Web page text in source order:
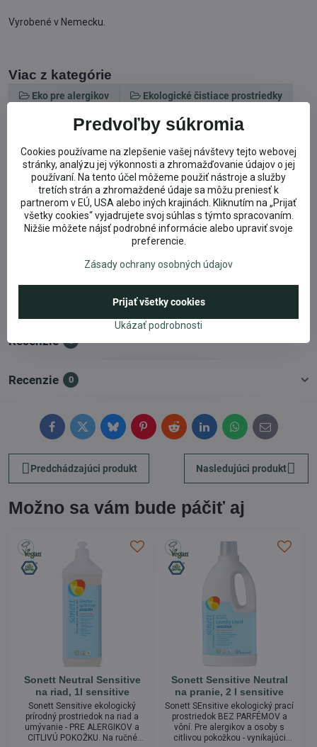
Vyrobené v Nemecku.
Viac z kategórie
Eko pre alergikov Ekologické čistiace prostriedky
Eko prípravky na RIAD
EKO na umývanie riadu
Ekonomické VEĽKÉ BALENIA
Tekuté prostriedky na umývanie riadu
Doplnkové informácie
Vegan, Ecogarantie
Recenzie 0
Recenzie 0
FacebookTwitterBlueskyPinterestRedditLinkedInWhatsApp
E-
mail
Predchádzajúci produkt Nasledujúci produkt
Možno sa vám bude páčiť aj
Sonett Neutral Sensitive
na riad, 1l sensitive
Sonett Sensitive ekologický
prírodný prostriedok na riad a
umývanie - PRE ALERGIKOV a
CITLIVÚ POKOŽKU. Na ručné
Sonett Sensitive Neutral
na pranie, 2 l sensitive
Sonett SEnsitive ekologický prací
prostriedok BEZ PARFÉMOV a
vôní. Pre alergikov a osoby s
citlivou pokožkou - vynikajúci
Predvoľby súkromia
Cookies používame na zlepšenie vašej návštevy tejto webovej
stránky, analýzu jej výkonnosti a zhromažďovanie údajov o jej
používaní. Na tento účel môžeme použiť nástroje a služby
tretích strán a zhromaždené údaje sa môžu preniesť k
partnerom v EÚ, USA alebo iných krajinách. Kliknutím na „Prijať
všetky cookies“ vyjadrujete svoj súhlas s týmto spracovaním.
Nižšie môžete nájsť podrobné informácie alebo upraviť svoje
preferencie.
Zásady ochrany osobných údajov
Ukázať podrobnosti
Prijať všetky cookies